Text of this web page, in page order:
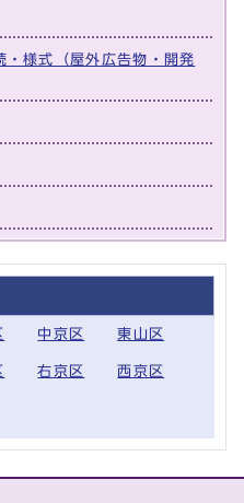
・様式（屋外広告物・開発
中京区 東山区
右京区 西京区